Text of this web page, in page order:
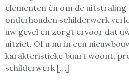
elementen én om de
onderhouden schilderwerk
uw gevel en zorgt ervoor dat
uitziet. Of u nu in een
karakteristieke buurt woont,
schilderwerk […]